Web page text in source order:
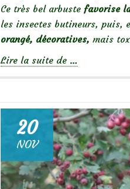
Ce très bel arbuste favorise
les insectes butineurs, puis,
orangé, décoratives, mais
Lire la suite de
un
arbuste
pour
la
biodiversité
…
20
NOV